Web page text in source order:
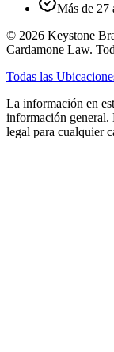
Más de 27
© 2026 Keystone
Cardamone Law.
Todas las
La información en
información general.
legal para cualquier